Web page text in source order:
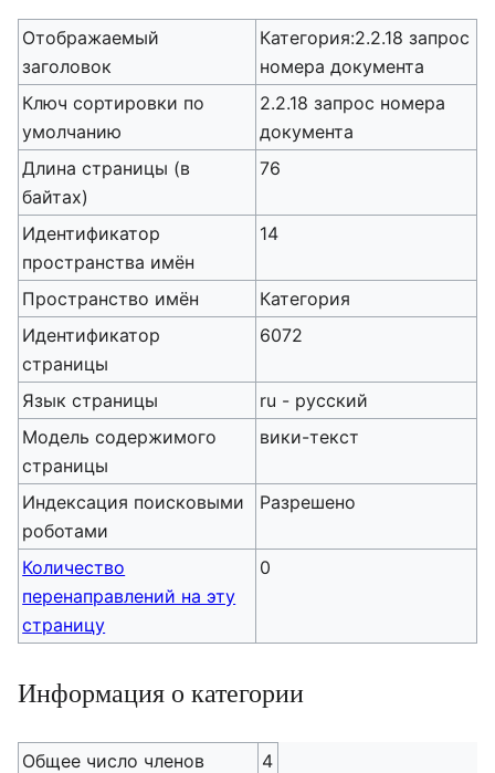
Отображаемый
заголовок
Категория:2.2.18 запрос
номера документа
Ключ сортировки по
умолчанию
2.2.18 запрос номера
документа
Длина страницы (в
байтах)
76
Идентификатор
пространства имён
14
Пространство имён
Категория
Идентификатор
страницы
6072
Язык страницы
ru - русский
Модель содержимого
страницы
вики-текст
Индексация поисковыми
роботами
Разрешено
Количество
перенаправлений на эту
страницу
0
Информация о категории
Общее число членов
4